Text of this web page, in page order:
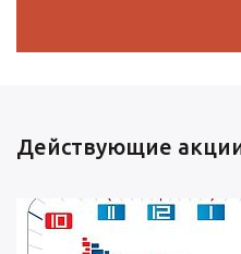
Действующие